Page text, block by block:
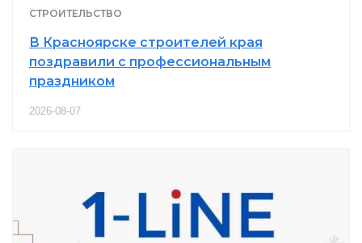
СТРОИТЕЛЬСТВО
В Красноярске строителей края
поздравили с профессиональным
праздником
2026-08-07